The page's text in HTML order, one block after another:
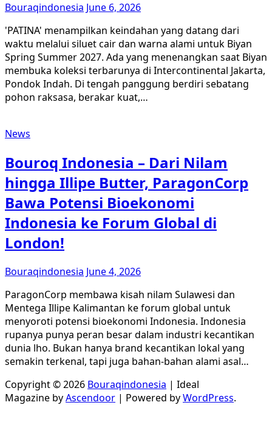
Bouraqindonesia June 6, 2026
'PATINA' menampilkan keindahan yang datang dari
waktu melalui siluet cair dan warna alami untuk Biyan
Spring Summer 2027. Ada yang menenangkan saat Biyan
membuka koleksi terbarunya di Intercontinental Jakarta,
Pondok Indah. Di tengah panggung berdiri sebatang
pohon raksasa, berakar kuat,…
News
Bouroq Indonesia – Dari Nilam
hingga Illipe Butter, ParagonCorp
Bawa Potensi Bioekonomi
Indonesia ke Forum Global di
London!
Bouraqindonesia June 4, 2026
ParagonCorp membawa kisah nilam Sulawesi dan
Mentega Illipe Kalimantan ke forum global untuk
menyoroti potensi bioekonomi Indonesia. Indonesia
rupanya punya peran besar dalam industri kecantikan
dunia lho. Bukan hanya brand kecantikan lokal yang
semakin terkenal, tapi juga bahan-bahan alami asal…
Copyright © 2026 Bouraqindonesia | Ideal
Magazine byAscendoor | Powered byWordPress.